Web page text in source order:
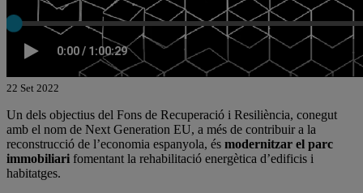
22 Set 2022
Un dels objectius del Fons de Recuperació i Resiliència, conegut
amb el nom de Next Generation EU, a més de contribuir a la
reconstrucció de l’economia espanyola, és modernitzar el parc
immobiliari fomentant la rehabilitació energètica d’edificis i
habitatges.